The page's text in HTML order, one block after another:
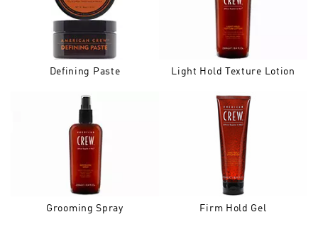
Defining Paste Light Hold Texture Lotion
Grooming Spray Firm Hold Gel